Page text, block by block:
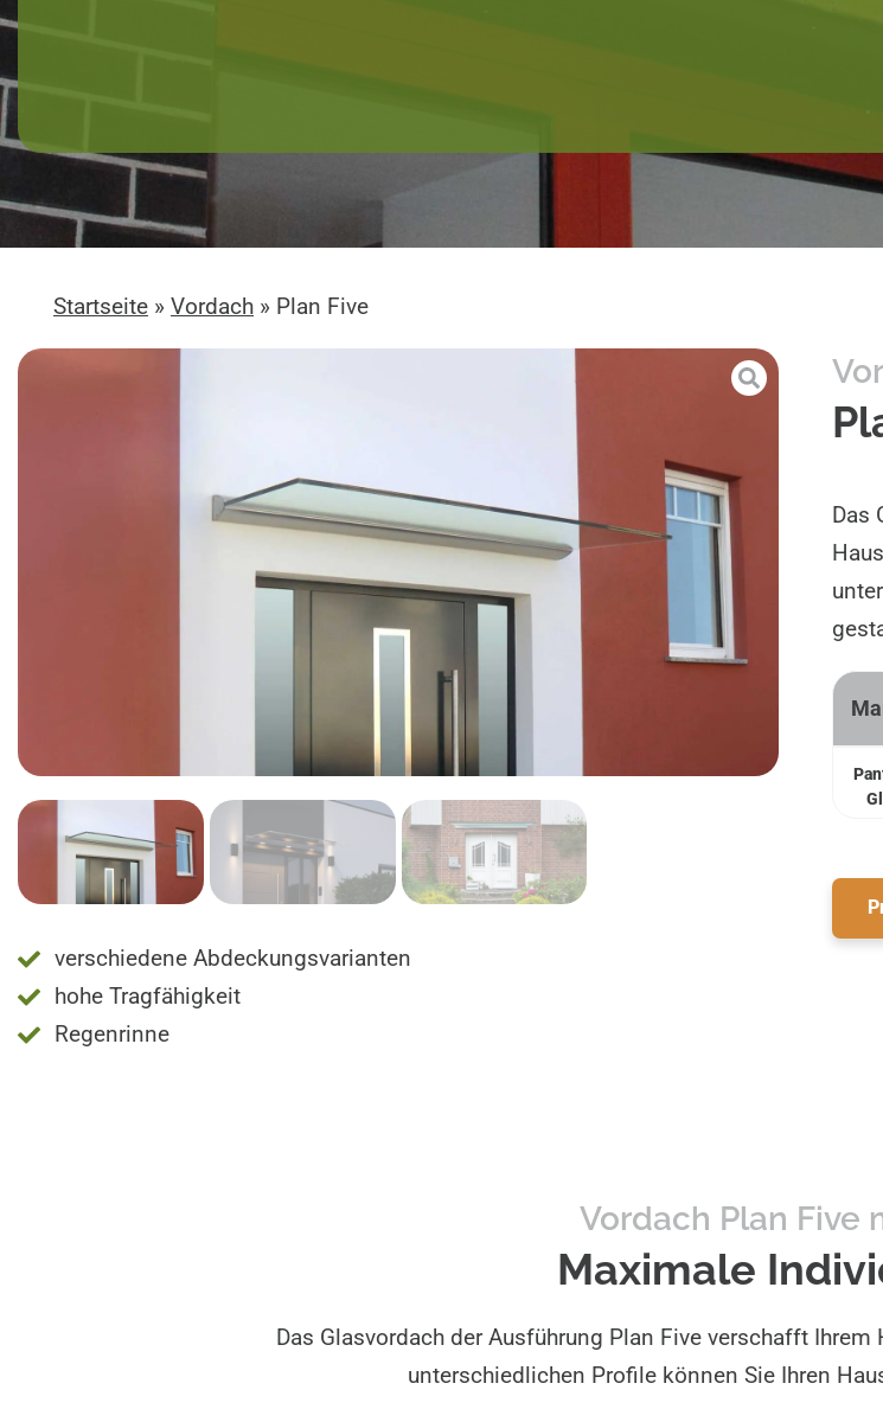
Startseite » Vordach » Plan Five
verschiedene Abdeckungsvarianten
hohe Tragfähigkeit
Regenrinne
Das
Vordach Plan Five
Maximale
Das Glasvordach der Ausführung Plan Five verschafft
unterschiedlichen Profile können Sie Ihren